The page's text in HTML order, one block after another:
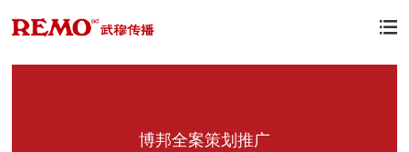

博邦全案策划推广